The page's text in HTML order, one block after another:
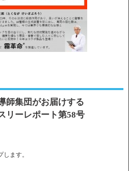
師集団がお届けする
リーレポート第58号
ます。